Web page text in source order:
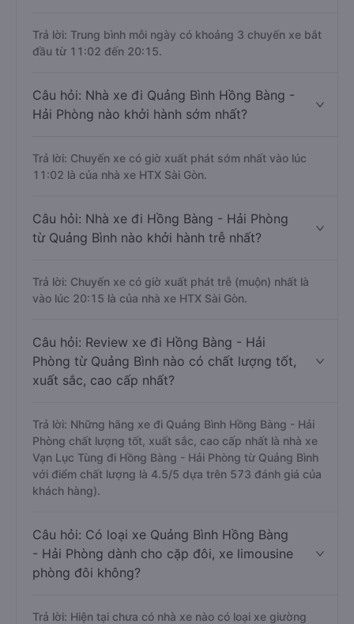
Trả lời: Trung bình mỗi ngày có khoảng 3 chuyến xe bắt
đầu từ 11:02 đến 20:15.
Câu hỏi: Nhà xe đi Quảng Bình Hồng Bàng -
Hải Phòng nào khởi hành sớm nhất?
Trả lời: Chuyến xe có giờ xuất phát sớm nhất vào lúc
11:02 là của nhà xe HTX Sài Gòn.
Câu hỏi: Nhà xe đi Hồng Bàng - Hải Phòng
từ Quảng Bình nào khởi hành trễ nhất?
Trả lời: Chuyến xe có giờ xuất phát trễ (muộn) nhất là
vào lúc 20:15 là của nhà xe HTX Sài Gòn.
Câu hỏi: Review xe đi Hồng Bàng - Hải
Phòng từ Quảng Bình nào có chất lượng tốt,
xuất sắc, cao cấp nhất?
Trả lời: Những hãng xe đi Quảng Bình Hồng Bàng - Hải
Phòng chất lượng tốt, xuất sắc, cao cấp nhất là nhà xe
Vạn Lục Tùng đi Hồng Bàng - Hải Phòng từ Quảng Bình
với điểm chất lượng là 4.5/5 dựa trên 573 đánh giá của
khách hàng).
Câu hỏi: Có loại xe Quảng Bình Hồng Bàng
- Hải Phòng dành cho cặp đôi, xe limousine
phòng đôi không?
Trả lời: Hiện tại chưa có nhà xe nào có loại xe giường